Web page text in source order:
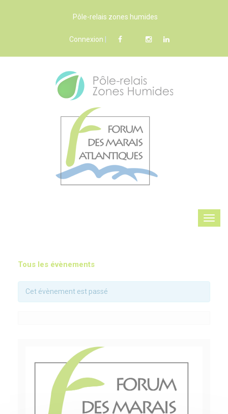
Pôle-relais zones humides
Connexion
Tous les évènements
Cet évènement est passé